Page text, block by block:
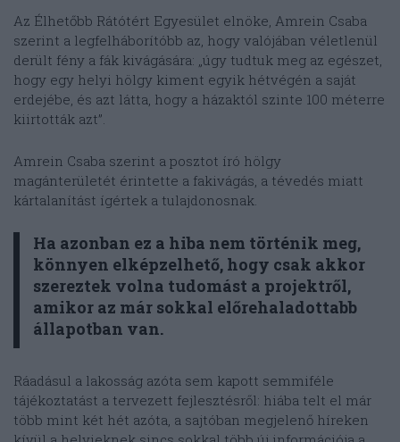
Az Élhetőbb Rátótért Egyesület elnöke, Amrein Csaba
szerint a legfelháborítóbb az, hogy valójában véletlenül
derült fény a fák kivágására: „úgy tudtuk meg az egészet,
hogy egy helyi hölgy kiment egyik hétvégén a saját
erdejébe, és azt látta, hogy a házaktól szinte 100 méterre
kiirtották azt”.
Amrein Csaba szerint a posztot író hölgy
magánterületét érintette a fakivágás, a tévedés miatt
kártalanítást ígértek a tulajdonosnak.
Ha azonban ez a hiba nem történik meg,
könnyen elképzelhető, hogy csak akkor
szereztek volna tudomást a projektről,
amikor az már sokkal előrehaladottabb
állapotban van.
Ráadásul a lakosság azóta sem kapott semmiféle
tájékoztatást a tervezett fejlesztésről: hiába telt el már
több mint két hét azóta, a sajtóban megjelenő híreken